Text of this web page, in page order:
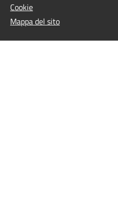
Cookie
Mappa del sito